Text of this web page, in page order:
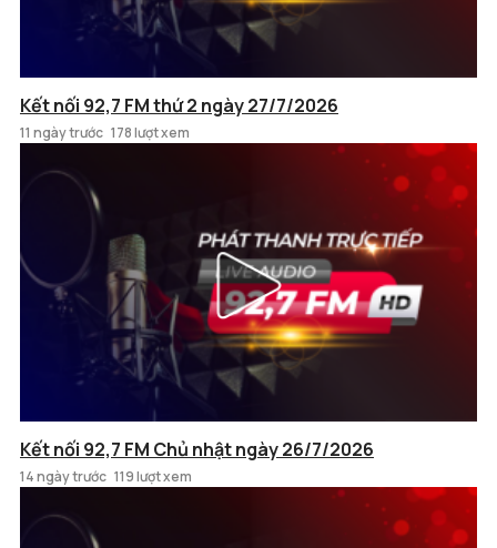
Kết nối 92,7 FM thứ 2 ngày 27/7/2026
11 ngày trước 178 lượt xem
Kết nối 92,7 FM Chủ nhật ngày 26/7/2026
14 ngày trước 119 lượt xem